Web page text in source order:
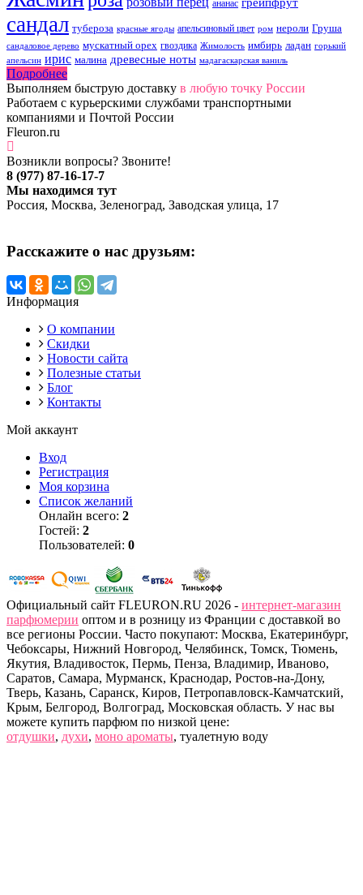
ананас
сандал тубероза красные ягоды апельсиновый цвет ром нероли Груша
сандаловое дерево мускатный орех гвоздика Жимолость имбирь ладан горький
апельсин ирис малина древесные ноты мадагаскарская ваниль
Подробнее
Выполняем быструю доставку в любую точку России
Работаем с курьерскими службами транспортными
компаниями и Почтой России
Fleuron.ru
Возникли вопросы? Звоните!
8 (977) 87-16-17-7
Мы находимся тут
Россия, Москва, Зеленоград, Заводская улица, 17
Расскажите о нас друзьям:
Информация
О компании
Скидки
Новости сайта
Полезные статьи
Блог
Контакты
Мой аккаунт
Вход
Регистрация
Моя корзина
Список желаний
Онлайн всего: 2
Гостей: 2
Пользователей: 0
Официальный сайт FLEURON.RU 2026 - интернет-магазин
парфюмерии оптом и в розницу из Франции с доставкой во
все регионы России. Часто покупают: Москва, Екатеринбург,
Чебоксары, Нижний Новгород, Челябинск, Томск, Тюмень,
Якутия, Владивосток, Пермь, Пенза, Владимир, Иваново,
Саратов, Самара, Мурманск, Краснодар, Ростов-на-Дону,
Тверь, Казань, Саранск, Киров, Петропавловск-Камчатский,
Крым, Белгород, Волгоград, Московская область. У нас вы
можете купить парфюм по низкой цене:
отдушки, духи, моно ароматы, туалетную воду